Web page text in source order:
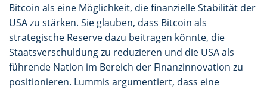
Bitcoin als eine Möglichkeit, die finanzielle Stabilität der
USA zu stärken. Sie glauben, dass Bitcoin als
strategische Reserve dazu beitragen könnte, die
Staatsverschuldung zu reduzieren und die USA als
führende Nation im Bereich der Finanzinnovation zu
positionieren. Lummis argumentiert, dass eine